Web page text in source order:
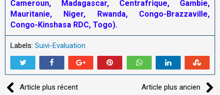
Cameroun, Madagascar, Centrafrique, Gambie,
Mauritanie, Niger, Rwanda, Congo-Brazzaville,
Congo-Kinshasa RDC, Togo).
Labels: Suivi-Evaluation
Article plus récent Article plus ancien